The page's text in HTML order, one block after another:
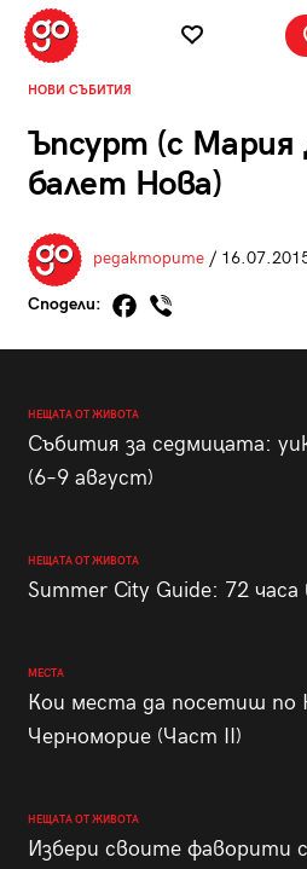
НОВИ СЪБИТИЯ
Ъпсурт (с Мария
балет Нова)
редакторите/
Сподели:
НЕЩАТА ОТ ЖИВОТА
Събития за седмицата:
(6–9 август)
НЕЩАТА ОТ ЖИВОТА
Summer City Guide: 72 часа
МЕСТА
Кои места да посетиш
Черноморие (Част II)
НЕЩАТА ОТ ЖИВОТА
Избери своите фаворити